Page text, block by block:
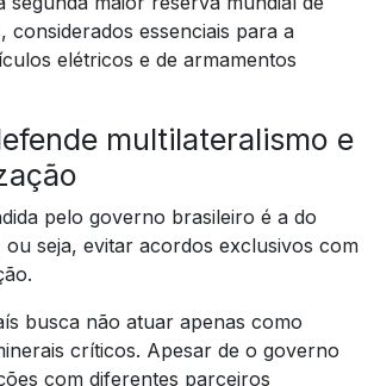
considerados essenciais para a
elétricos e de armamentos
multilateralismo e
pelo governo brasileiro é a do
ou seja, evitar acordos exclusivos com
busca não atuar apenas como
críticos. Apesar de o governo
com diferentes parceiros